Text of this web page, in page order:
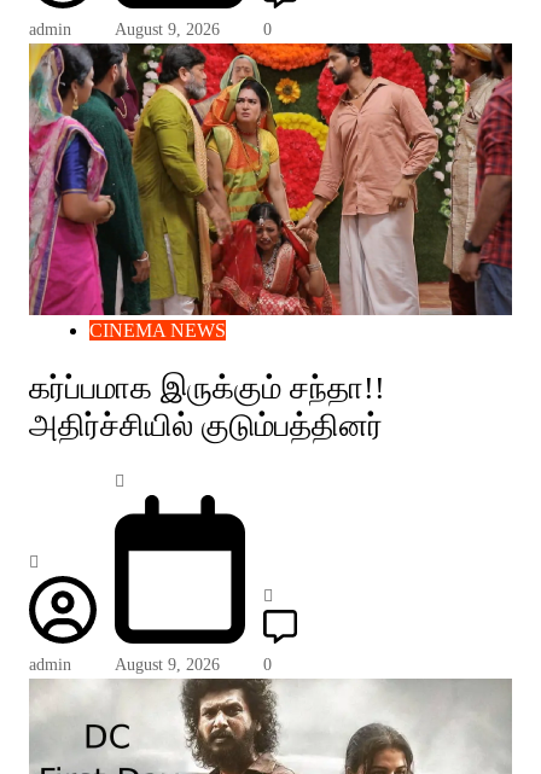
admin August 9, 2026 0
CINEMA NEWS
கர்ப்பமாக இருக்கும் சந்தா!!
அதிர்ச்சியில் குடும்பத்தினர்
admin August 9, 2026 0